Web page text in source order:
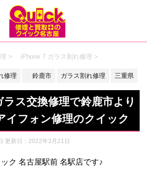
> iPhone 7 ガラス割れ修理 >
修理 鈴鹿市 ガラス割れ修理 三重県
ス交換修理で鈴鹿市より
イフォン修理のクイック
更新日： 2022年3月21日
ク 名古屋駅前 名駅店です♪